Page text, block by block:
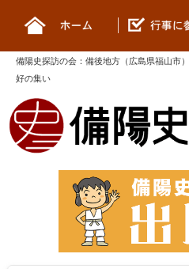
備陽史探訪の会 ： 備後地方（広島県福山市
好の集い